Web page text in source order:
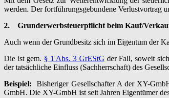
werden. Der fortführungsgebundene Verlustvortrag
2. Grunderwerbsteuerpflicht beim Kauf/
Auch wenn der Grundbesitz sich im Eigentum der
Die ist gem. § 1 Abs. 3 GrEStG der Fall, soweit
der tatsächliche Einfluss (Sachherrschaft) des
Beispiel: Bisheriger Gesellschafter A der XY-
GmbH. Die XY-GmbH ist seit Jahren Eigentümer